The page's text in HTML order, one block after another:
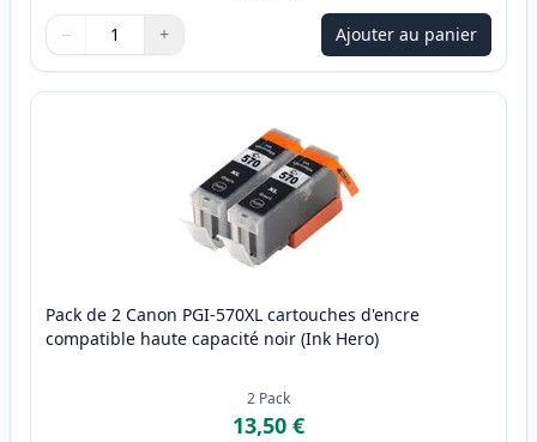
Quantité
Utilisez les boutons pour ajuster
− +
Quantité Ajouter au panier
Pack de 2 Canon PGI-570XL cartouches d'encre
compatible haute capacité noir (Ink Hero)
2 Pack
13,50 €